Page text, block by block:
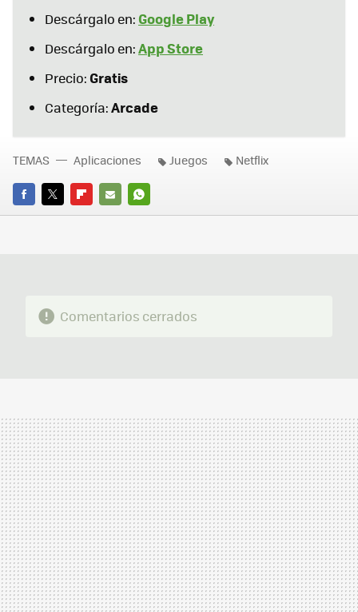
Descárgalo en: Google Play
Descárgalo en:App Store
Precio:Gratis
Categoría:Arcade
FACEBOOK
TWITTERFLIPBOARD
E-
WHATSAPP
TEMAS Aplicaciones Juegos Netflix
Comentarios cerrados